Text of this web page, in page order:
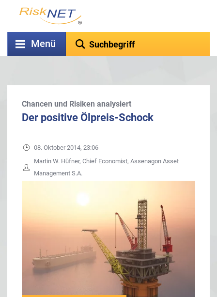
Menü
Chancen und Risiken analysiert
Der positive Ölpreis-Schock
08. Oktober 2014, 23:06
Martin W. Hüfner, Chief Economist, Assenagon Asset
Management S.A.